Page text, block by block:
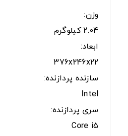
وزن:
2.04 کیلوگرم
ابعاد:
376x246x22
سازنده پردازنده:
Intel
سری پردازنده:
Core i5